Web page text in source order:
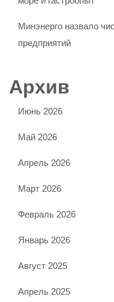
Минэнерго назвало
предприятий
Архив
Июнь 2026
Май 2026
Апрель 2026
Март 2026
Февраль 2026
Январь 2026
Август 2025
Апрель 2025